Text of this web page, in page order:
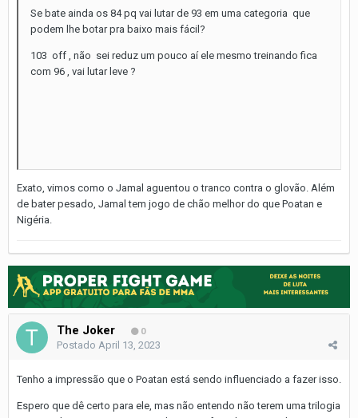
Se bate ainda os 84 pq vai lutar de 93 em uma categoria que
podem lhe botar pra baixo mais fácil?
103 off , não sei reduz um pouco aí ele mesmo treinando fica
com 96 , vai lutar leve ?
Exato, vimos como o Jamal aguentou o tranco contra o glovão. Além
de bater pesado, Jamal tem jogo de chão melhor do que Poatan e
Nigéria.
The Joker 0
Postado April 13, 2023
Tenho a impressão que o Poatan está sendo influenciado a fazer isso.
Espero que dê certo para ele, mas não entendo não terem uma trilogia